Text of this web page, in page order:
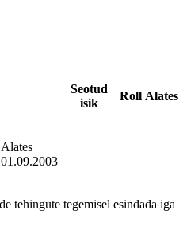
Seotud
isik
Roll Alates
Alates
01.09.2003
tehingute tegemisel esindada iga